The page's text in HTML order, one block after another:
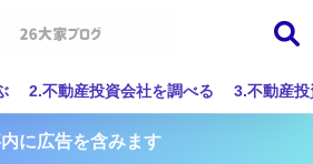
2.不動産投資会社を調べる 3.不動産
に広告を含みます